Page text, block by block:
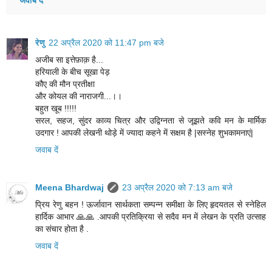
रेणु 22 अप्रैल 2020 को 11:47 pm बजे
अजीब सा इत्तेफ़ाक़ है...
हरियाली के बीच सूखा पेड़
कौए की मौन प्रतीक्षा
और कोयल की नाराजगी...।।
बहुत खूब !!!!!
सरल, सहज, सुंदर काव्य चित्र और उद्विग्नता से जूझते कवि मन के मार्मिक
उदगार ! आपकी लेखनी थोड़े में ज्यादा कहने में सक्षम है |सस्नेह शुभकामनाएं|
जवाब दें
Meena Bhardwaj
23 अप्रैल 2020 को 7:13 am बजे
प्रिय रेणु बहन ! ऊर्जावान सार्थकता सम्पन्न समीक्षा के लिए हृदयतल से स्नेहिल
हार्दिक आभार 🙏🙏 .आपकी प्रतिक्रिया से सदैव मन में लेखन के प्रति उत्साह
का संचार होता है .
जवाब दें